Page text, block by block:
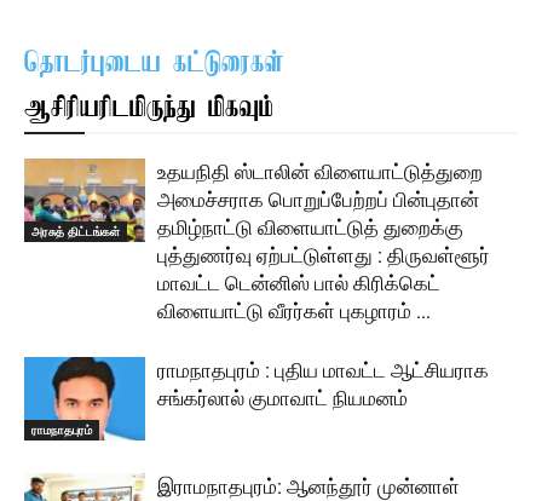
தொடர்புடைய கட்டுரைகள்
ஆசிரியரிடமிருந்து மிகவும்
அரசுத் திட்டங்கள்
உதயநிதி ஸ்டாலின் விளையாட்டுத்துறை
அமைச்சராக பொறுப்பேற்றப் பின்புதான்
தமிழ்நாட்டு விளையாட்டுத் துறைக்கு
புத்துணர்வு ஏற்பட்டுள்ளது : திருவள்ளூர்
மாவட்ட டென்னிஸ் பால் கிரிக்கெட்
விளையாட்டு வீரர்கள் புகழாரம் …
ராமநாதபுரம்
ராமநாதபுரம் : புதிய மாவட்ட ஆட்சியராக
சங்கர்லால் குமாவாட் நியமனம்
இராமநாதபுரம்: ஆனந்தூர் முன்னாள்